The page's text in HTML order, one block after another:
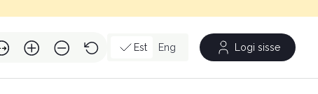
Est Eng Logi sisse